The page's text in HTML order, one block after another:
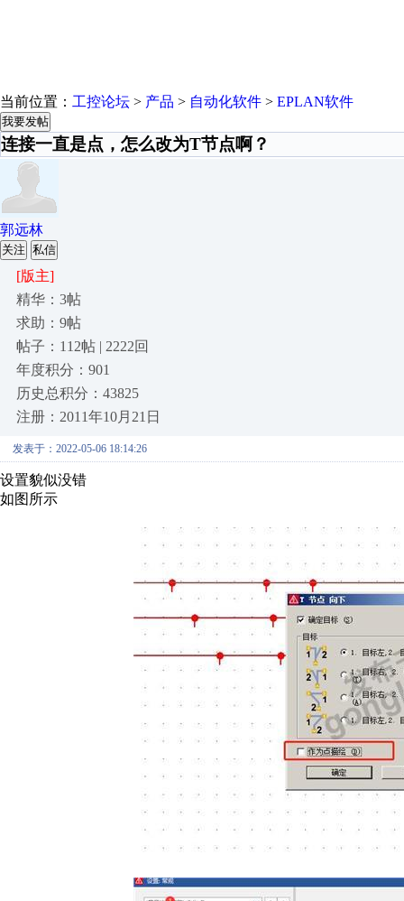
当前位置： 工控论坛 > 产品 > 自动化软件 > EPLAN软件
我要发帖
连接一直是点，怎么改为T节点啊？
郭远林
关注 私信
[版主]
精华：3帖
求助：9帖
帖子：112帖 | 2222回
年度积分：901
历史总积分：43825
注册：2011年10月21日
发表于：2022-05-06 18:14:26
设置貌似没错
如图所示